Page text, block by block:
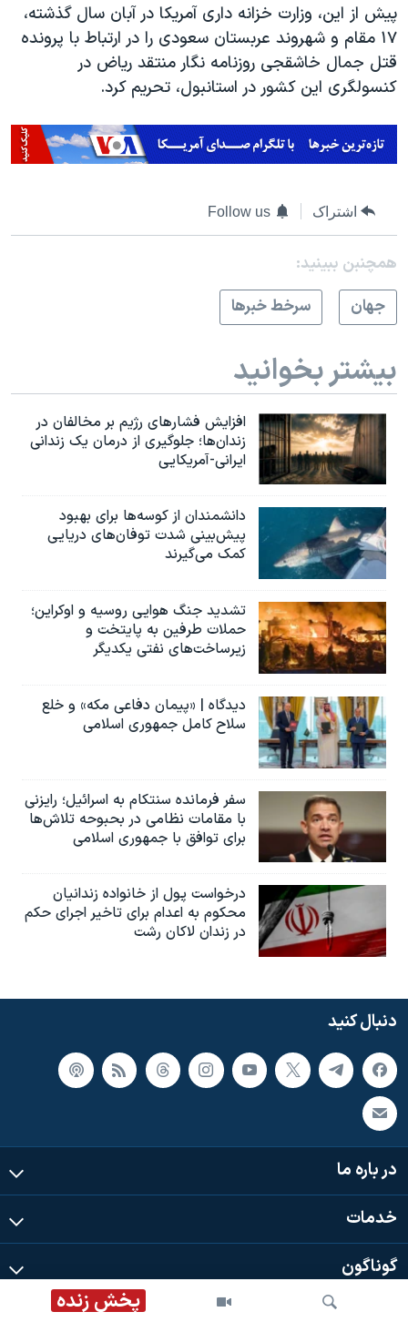
پخش زنده
پیش از این، وزارت خزانه داری آمریکا در آبان سال گذشته،
۱۷ مقام و شهروند عربستان سعودی را در ارتباط با پرونده
قتل جمال خاشقجی روزنامه نگار منتقد ریاض در
کنسولگری این کشور در استانبول، تحریم کرد.
اشتراک Follow us
همچنبن ببینید:
جهان
سرخط خبرها
بیشتر بخوانید
افزایش فشارهای رژیم بر مخالفان در
زندان‌ها؛ جلوگیری از درمان یک زندانی
ایرانی-آمریکایی
دانشمندان از کوسه‌ها برای بهبود
پیش‌بینی شدت توفان‌های دریایی
کمک می‌گیرند
تشدید جنگ هوایی روسیه و اوکراین؛
حملات طرفین به پایتخت‌ و
زیرساخت‌های نفتی یکدیگر
دیدگاه | «پیمان دفاعی مکه» و خلع
سلاح کامل جمهوری اسلامی
سفر فرمانده سنتکام به اسرائیل؛ رایزنی
با مقامات نظامی در بحبوحه تلاش‌ها
برای توافق با جمهوری اسلامی
درخواست پول از خانواده زندانیان
محکوم به‌ اعدام برای تاخیر اجرای حکم
در زندان لاکان رشت
دنبال کنید
در باره ما
خدمات
گوناگون